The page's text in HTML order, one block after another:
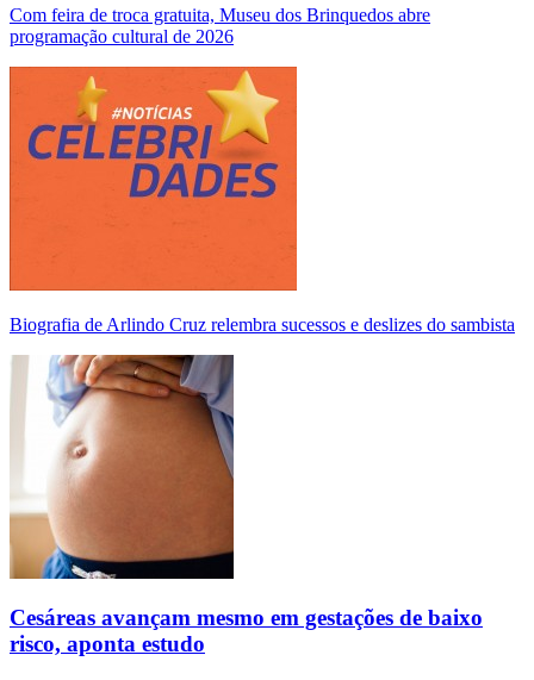
Com feira de troca gratuita, Museu dos Brinquedos abre
programação cultural de 2026
Biografia de Arlindo Cruz relembra sucessos e deslizes do sambista
Cesáreas avançam mesmo em gestações de baixo
risco, aponta estudo